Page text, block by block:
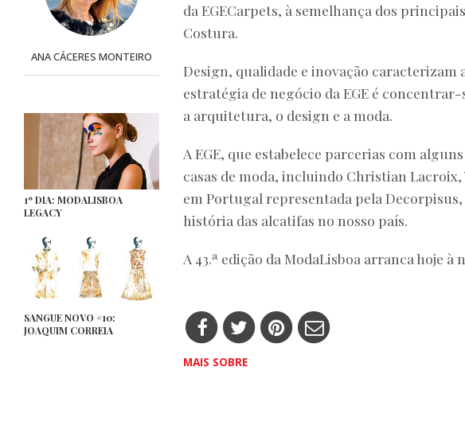
ANA CÁCERES MONTEIRO
1º DIA: MODALISBOA
LEGACY
SANGUE NOVO #10:
JOAQUIM CORREIA
da EGECarpets, à semelhança dos
Costura.
Design, qualidade e inovação caracterizam
estratégia de negócio da EGE é
a arquitetura, o design e a moda.
A EGE, que estabelece parcerias com
casas de moda, incluindo Christian Lacroix,
em Portugal representada pela
história das alcatifas no nosso país.
A 43.ª edição da ModaLisboa arranca hoje
MAIS SOBRE